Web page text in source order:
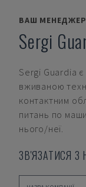
ВАШ МЕНЕДЖЕР
Sergi
Sergi Guardia
вживаною
контактним
питань по
нього/неї.
ЗВ'ЯЗАТИСЯ З